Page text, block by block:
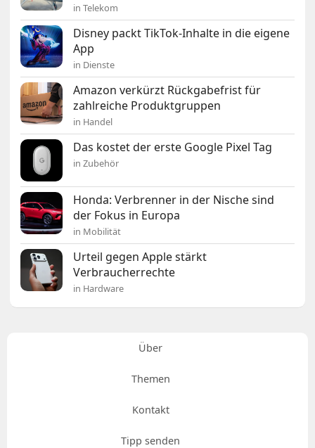
in Telekom
Disney packt TikTok-Inhalte in die eigene
App
in Dienste
Amazon verkürzt Rückgabefrist für
zahlreiche Produktgruppen
in Handel
Das kostet der erste Google Pixel Tag
in Zubehör
Honda: Verbrenner in der Nische sind
der Fokus in Europa
in Mobilität
Urteil gegen Apple stärkt
Verbraucherrechte
in Hardware
Über
Themen
Kontakt
Tipp senden